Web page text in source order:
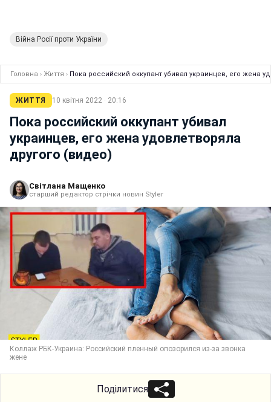
Війна Росії проти України
Головна › Життя › Пока российский оккупант убивал украинцев, его жена
ЖИТТЯ 10 квітня 2022 · 20:16
Пока российский оккупант убивал
украинцев, его жена удовлетворяла
другого (видео)
Світлана Мащенко
старший редактор стрічки новин Styler
Коллаж РБК-Украина: Российский пленный опозорился из-за звонка
жене
Поділитися